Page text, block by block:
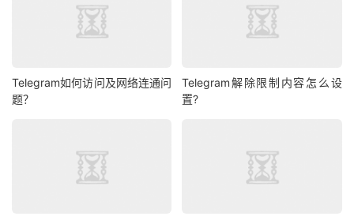
Telegram如何访问及网络连通问
题？
Telegram解除限制内容怎么设
置?